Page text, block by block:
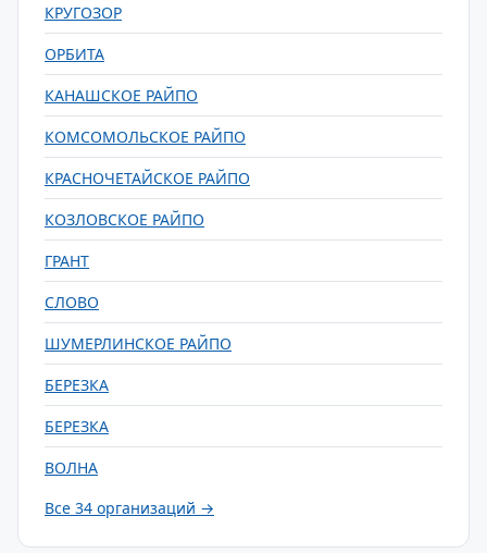
КРУГОЗОР
ОРБИТА
КАНАШСКОЕ РАЙПО
КОМСОМОЛЬСКОЕ РАЙПО
КРАСНОЧЕТАЙСКОЕ РАЙПО
КОЗЛОВСКОЕ РАЙПО
ГРАНТ
СЛОВО
ШУМЕРЛИНСКОЕ РАЙПО
БЕРЕЗКА
БЕРЕЗКА
ВОЛНА
Все 34 организаций →